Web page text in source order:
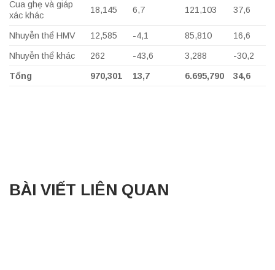
Cua ghẹ và giáp
xác khác
18,145 6,7 121,103 37,6
Nhuyễn thể HMV 12,585 -4,1 85,810 16,6
Nhuyễn thể khác 262 -43,6 3,288 -30,2
Tổng 970,301 13,7 6.695,790 34,6
BÀI VIẾT LIÊN QUAN